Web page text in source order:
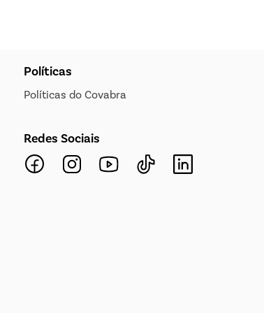
Políticas
Políticas do Covabra
Redes Sociais